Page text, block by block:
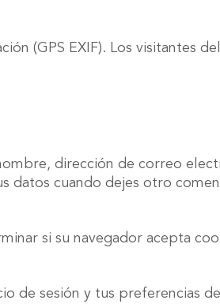
(GPS EXIF). Los visitantes
dirección de correo
datos cuando dejes otro
si su navegador acepta
de sesión y tus preferencias